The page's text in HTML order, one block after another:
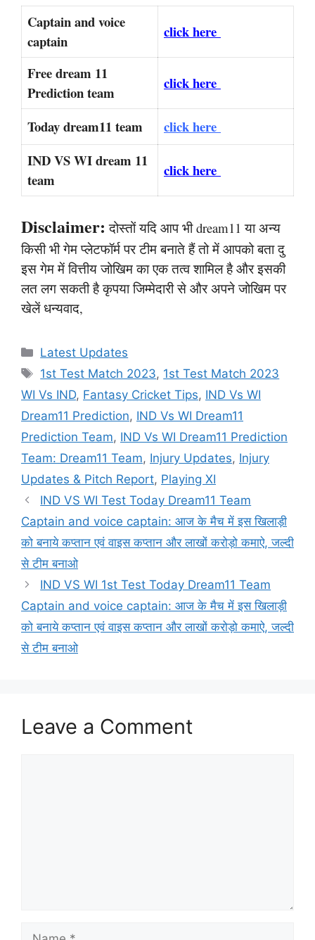
Captain and voice
captain
click here
Free dream 11
Prediction team
click here
Today dream11 team
click here
IND VS WI dream 11
team
click here
Disclaimer: दोस्तों यदि आप भी dream11 या अन्य
किसी भी गेम प्लेटफॉर्म पर टीम बनाते हैं तो में आपको बता दु
इस गेम में वित्तीय जोखिम का एक तत्व शामिल है और इसकी
लत लग सकती है कृपया जिम्मेदारी से और अपने जोखिम पर
खेलें धन्यवाद,
Categories
Latest Updates
Tags
1st Test Match 2023, 1st Test Match 2023
WI Vs IND, Fantasy Cricket Tips, IND Vs WI
Dream11 Prediction, IND Vs WI Dream11
Prediction Team, IND Vs WI Dream11 Prediction
Team: Dream11 Team, Injury Updates, Injury
Updates & Pitch Report, Playing XI
IND VS WI Test Today Dream11 Team
Captain and voice captain: आज के मैच में इस खिलाड़ी
को बनाये कप्तान एवं वाइस कप्तान और लाखों करोड़ो कमाऐ, जल्दी
से टीम बनाओ
IND VS WI 1st Test Today Dream11 Team
Captain and voice captain: आज के मैच में इस खिलाड़ी
को बनाये कप्तान एवं वाइस कप्तान और लाखों करोड़ो कमाऐ, जल्दी
से टीम बनाओ
Leave a Comment
Name